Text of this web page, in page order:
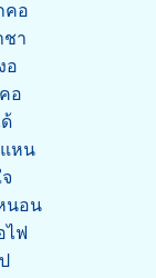
คอ
ชา
อ
อ
หน
นอน
ไฟ